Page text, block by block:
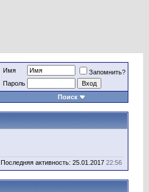
Имя
Запомнить?
Пароль
Поиск
Последняя активность: 25.01.2017 22:56